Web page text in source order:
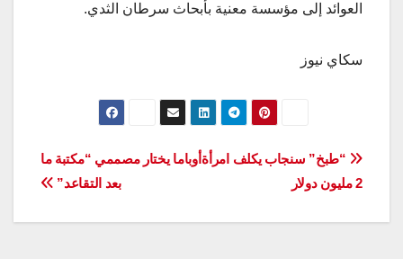
العوائد إلى مؤسسة معنية بأبحاث سرطان الثدي.
سكاي نيوز
تصفّح
المقالات
أوباما يختار مصممي “مكتبة ما
بعد التقاعد”
“طبخ” سنجاب يكلف امرأة
2 مليون دولار